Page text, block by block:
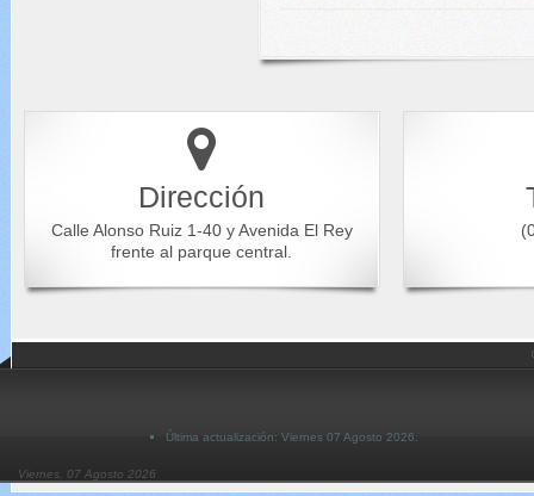
Dirección
Calle Alonso Ruiz 1-40 y Avenida El Rey
frente al parque central.
Última actualización: Viernes 07 Agosto 2026.
Viernes, 07 Agosto 2026